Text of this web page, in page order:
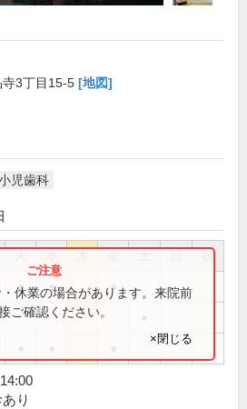
3丁目15-5 [地図]
児歯科
祝
● ● ●
休業の場合があります。来院前
ご確認ください。
×閉じる
り